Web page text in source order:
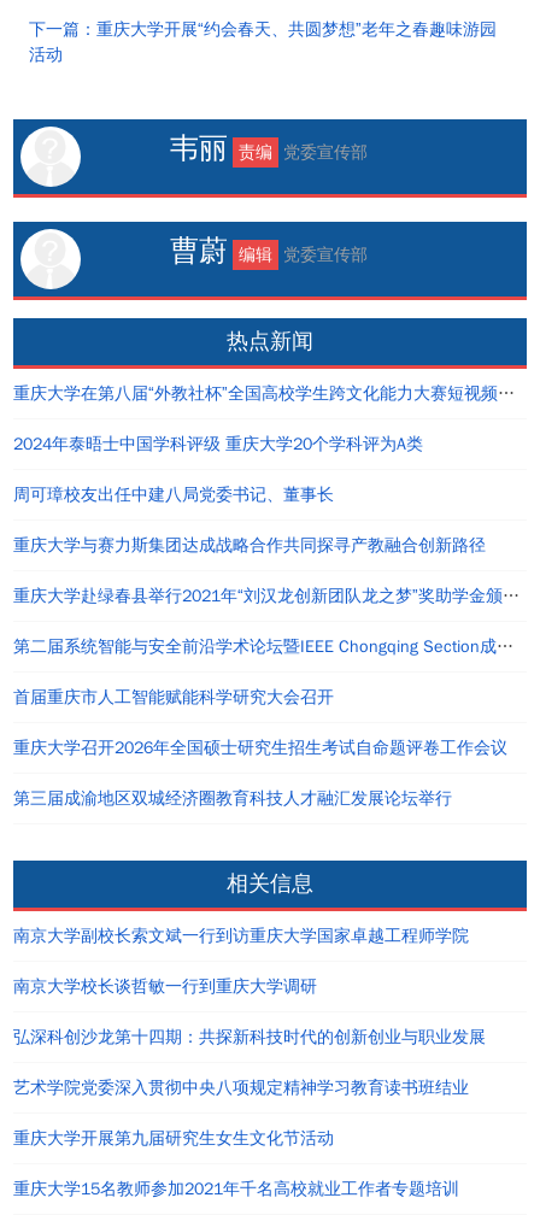
下一篇：重庆大学开展“约会春天、共圆梦想”老年之春趣味游园
活动
韦丽 责编 党委宣传部
曹蔚 编辑 党委宣传部
热点新闻
重庆大学在第八届“外教社杯”全国高校学生跨文化能力大赛短视频大赛中荣获佳绩
2024年泰晤士中国学科评级 重庆大学20个学科评为A类
周可璋校友出任中建八局党委书记、董事长
重庆大学与赛力斯集团达成战略合作共同探寻产教融合创新路径
重庆大学赴绿春县举行2021年“刘汉龙创新团队龙之梦”奖助学金颁发仪式
第二届系统智能与安全前沿学术论坛暨IEEE Chongqing Section成立仪式在重庆举办
首届重庆市人工智能赋能科学研究大会召开
重庆大学召开2026年全国硕士研究生招生考试自命题评卷工作会议
第三届成渝地区双城经济圈教育科技人才融汇发展论坛举行
相关信息
南京大学副校长索文斌一行到访重庆大学国家卓越工程师学院
南京大学校长谈哲敏一行到重庆大学调研
弘深科创沙龙第十四期：共探新科技时代的创新创业与职业发展
艺术学院党委深入贯彻中央八项规定精神学习教育读书班结业
重庆大学开展第九届研究生女生文化节活动
重庆大学15名教师参加2021年千名高校就业工作者专题培训